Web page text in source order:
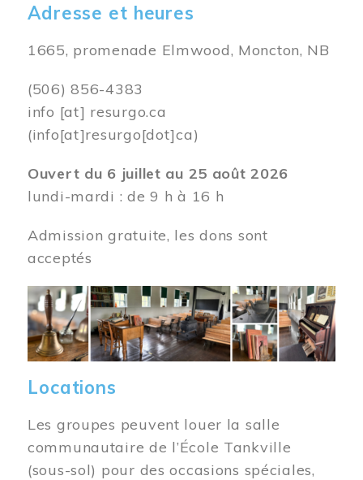
Adresse et heures
1665, promenade Elmwood, Moncton, NB
(506) 856-4383
info [at] resurgo.ca
(info[at]resurgo[dot]ca)
Ouvert du 6 juillet au 25 août 2026
lundi-mardi : de 9 h à 16 h
Admission gratuite, les dons sont
acceptés
Image
Locations
Les groupes peuvent louer la salle
communautaire de l’École Tankville
(sous-sol) pour des occasions spéciales,